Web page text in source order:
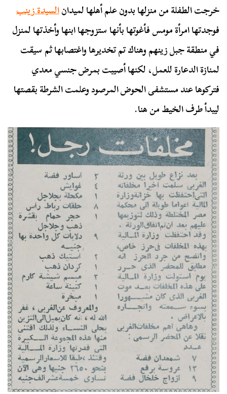
خرجت الطفلة من منزلها بدون علم أهلها لميدانالسيدة زينب
فوجدتها امرأة مومس فأغوتها بأنها ستزوجها ابنها وأخذتها لمنزل
في منطقة جبل زينهم وهناك تم تخديرها واغتصابها ثم سيقت
لمنازة الدعارة للعمل، لكنها أصيبت بمرض جنسي معدي
فتركوها عند مستشفى الحوض المرصود وعلمت الشرطة بقصتها
ليبدأ طرف الخيط من هنا.